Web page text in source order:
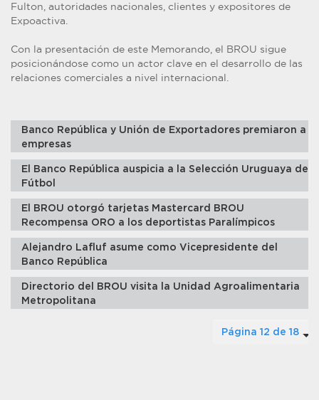
Fulton, autoridades nacionales, clientes y expositores de
Expoactiva.
Con la presentación de este Memorando, el BROU sigue
posicionándose como un actor clave en el desarrollo de las
relaciones comerciales a nivel internacional.
Banco República y Unión de Exportadores premiaron a
empresas
El Banco República auspicia a la Selección Uruguaya de
Fútbol
El BROU otorgó tarjetas Mastercard BROU
Recompensa ORO a los deportistas Paralímpicos
Alejandro Lafluf asume como Vicepresidente del
Banco República
Directorio del BROU visita la Unidad Agroalimentaria
Metropolitana
Página 12 de 18